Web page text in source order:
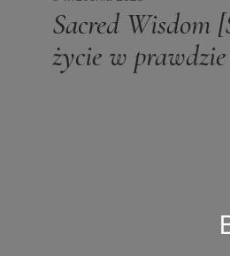
Sacred Wisdom
życie w prawdzie